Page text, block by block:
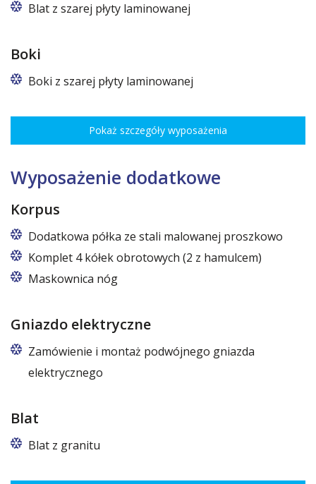
Blat z szarej płyty laminowanej
Boki
Boki z szarej płyty laminowanej
Pokaż szczegóły wyposażenia
Wyposażenie dodatkowe
Korpus
Dodatkowa półka ze stali malowanej proszkowo
Komplet 4 kółek obrotowych (2 z hamulcem)
Maskownica nóg
Gniazdo elektryczne
Zamówienie i montaż podwójnego gniazda
elektrycznego
Blat
Blat z granitu